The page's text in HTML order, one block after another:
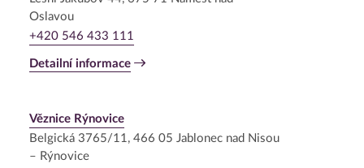
Oslavou
+420 546 433 111
Detailní informace
Věznice Rýnovice
Belgická 3765/11, 466 05 Jablonec nad Nisou
– Rýnovice